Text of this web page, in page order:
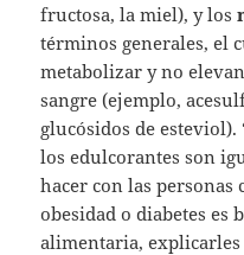
fructosa, la miel), y los
términos generales, el
metabolizar y no
sangre (ejemplo,
glucósidos de esteviol).
los edulcorantes son
hacer con las
obesidad o diabetes
alimentaria, explicarles